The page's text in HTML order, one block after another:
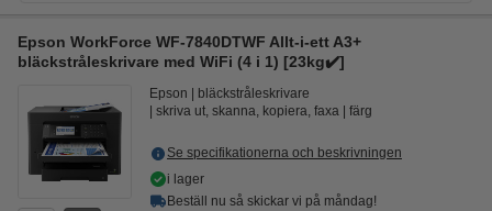
Epson WorkForce WF-7840DTWF Allt-i-ett A3+
bläckstråleskrivare med WiFi (4 i 1) [23kg✔️]
Epson
bläckstråleskrivare
skriva ut, skanna, kopiera, faxa
färg
Se specifikationerna och beskrivningen
i lager
Beställ nu så skickar vi på måndag!